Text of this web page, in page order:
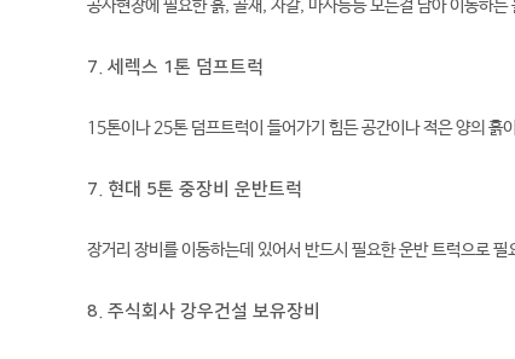
공사현장에 필요한 흙, 골재, 자갈, 마사등등 모든걸 담아 이동하
7. 세렉스 1톤 덤프트럭
15톤이나 25톤 덤프트럭이 들어가기 힘든 공간이나 적은 양의 흙
7. 현대 5톤 중장비 운반트럭
장거리 장비를 이동하는데 있어서 반드시 필요한 운반 트럭으로
8. 주식회사 강우건설 보유장비